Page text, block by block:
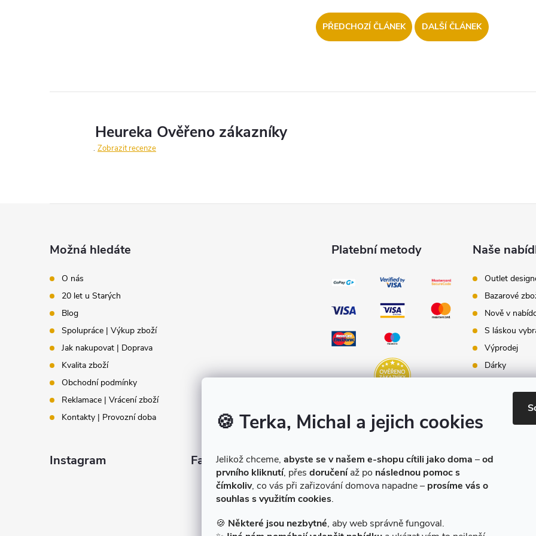
🍪 Terka, Michal a jejich cookies
Jelikož chceme, abyste se v našem e-shopu cítili jako doma –od
prvního kliknutí, přes doručeníaž po následnou pomoc s
čímkoliv, co vás při zařizování domova napadne – prosíme vás o
souhlas s využitím cookies.
🍪 Některé jsou nezbytné, aby web správně fungoval.
PŘEDCHOZÍ ČLÁNEK DALŠÍ ČLÁNEK
Zobrazit recenze
Možná hledáte
O nás
20 let u Starých
Blog
Spolupráce | Výkup zboží
Jak nakupovat | Doprava
Kvalita zboží
Obchodní podmínky
Reklamace | Vrácení zboží
Kontakty | Provozní doba
Platební metody Naše
Outlet
Bazarové
Nově v
S láskou
Výprodej
Dárky
e-shopu
Instagram Facebook